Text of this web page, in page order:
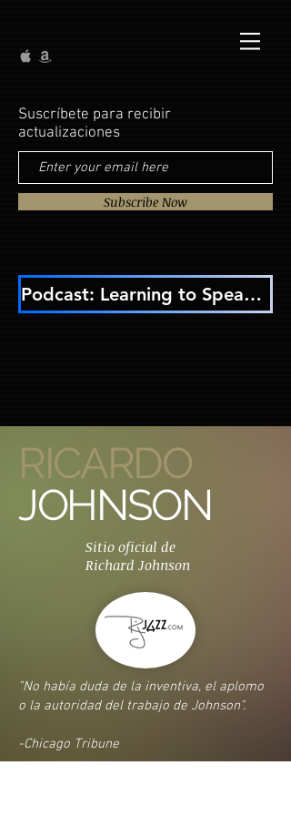
Suscríbete para recibir
actualizaciones
Subscribe Now
Podcast: Learning to Speak A.I.: Prompts, Clarity, and Human Judgment
RICARDO
JOHNSON
Sitio oficial de
Richard Johnson
"No había duda de la inventiva, el aplomo
o la autoridad del trabajo de Johnson".
-Chicago Tribune